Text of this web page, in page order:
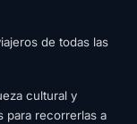
de todas las
cultural y
para recorrerlas a